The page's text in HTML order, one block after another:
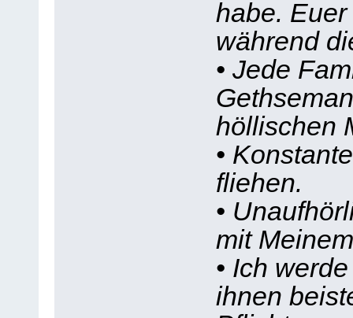
habe.
während
• Jede
höllischen
•
fliehen.
•
mit
• Ich
ihnen